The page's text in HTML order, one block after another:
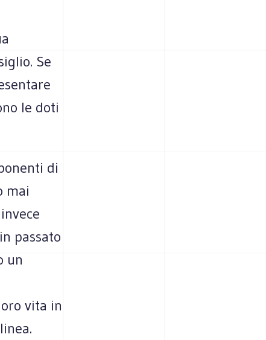
Se
le doti
di
mai
passato
un
vita in